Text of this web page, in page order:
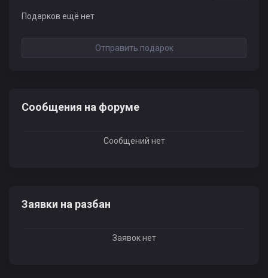
Подарков ещё нет
Отправить подарок
Сообщения на форуме
Сообщений нет
Заявки на разбан
Заявок нет